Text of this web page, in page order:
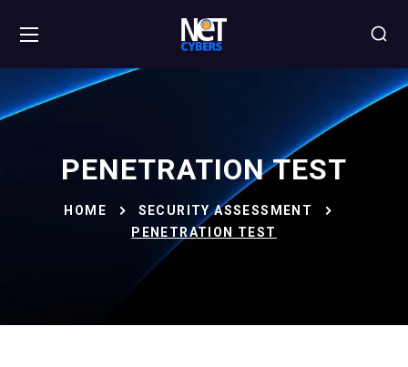
PENETRATION TEST
HOME
SECURITY ASSESSMENT
PENETRATION TEST